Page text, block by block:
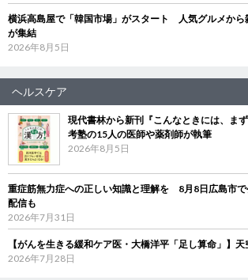
横浜高島屋で「韓国市場」がスタート 人気グルメから
が集結
2026年8月5日
ヘルスケア
現代書林から新刊『こんなときには、ま
考塾の15人の医師や薬剤師が執筆
2026年8月5日
重症筋無力症への正しい知識と理解を 8月8日広島市
配信も
2026年7月31日
【がんを生きる緩和ケア医・大橋洋平「足し算命」】
2026年7月28日